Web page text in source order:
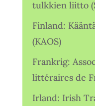
tulkkien liitto
Finland:
(KAOS)
Frankrig:
littéraires de
Irland: Irish